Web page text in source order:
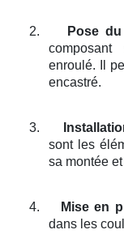
2. Pose
enroulé. Il
encastré.
3.
sont les
sa montée
4. Mise en
dans les